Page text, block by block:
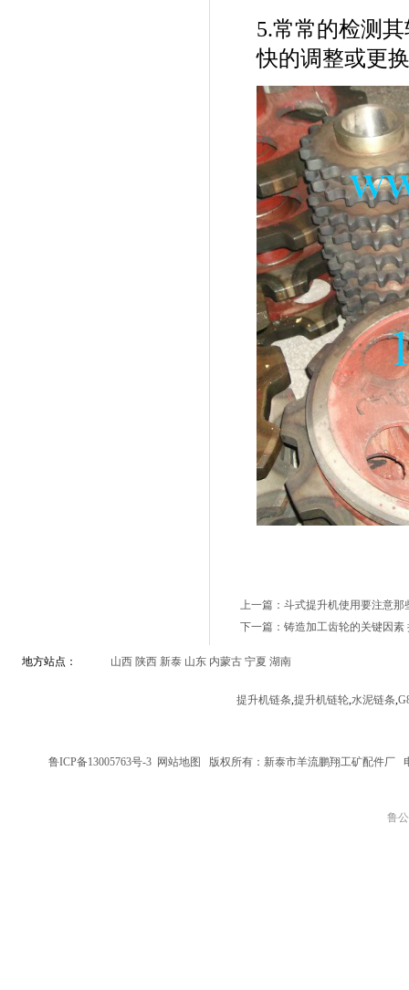
5.常常的检测
快的调整或更
上一篇：斗式提升机使用要注意那
下一篇：铸造加工齿轮的关键因素
地方站点： 山西 陕西 新泰 山东 内蒙古 宁夏 湖南
提升机链条,提升机链轮,水泥链条,
鲁ICP备13005763号-3 网站地图 版权所有：新泰市羊流鹏翔工矿配件厂
鲁